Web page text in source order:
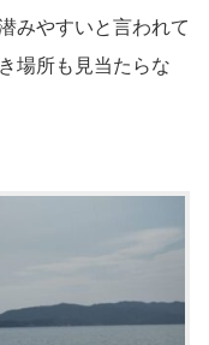
みやすいと言われて
場所も見当たらな